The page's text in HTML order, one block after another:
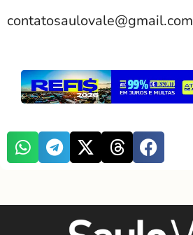
contatosaulovale@gmail.com